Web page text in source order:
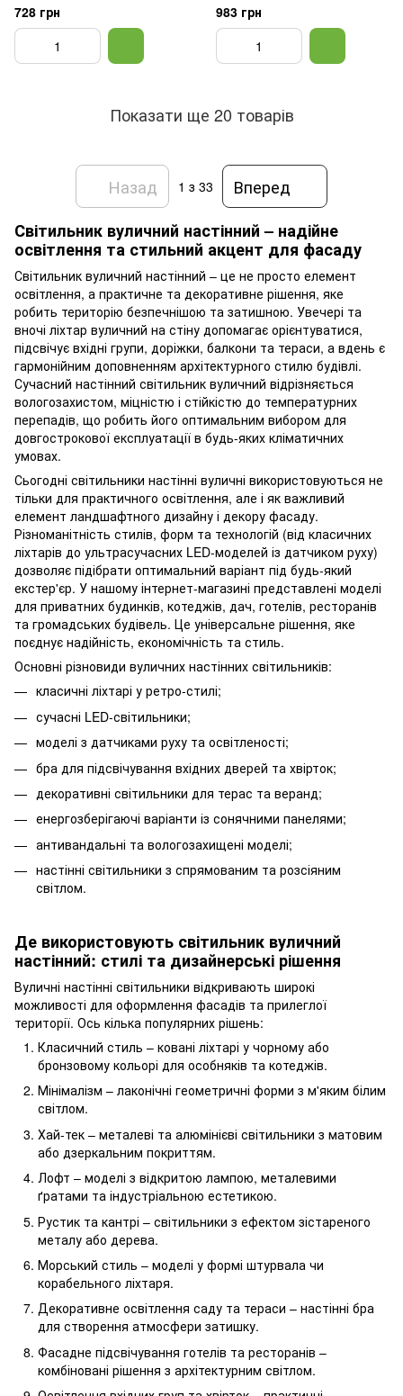
728 грн 983 грн
Показати ще 20 товарів
Назад 1 з 33
Вперед
Світильник вуличний настінний – надійне
освітлення та стильний акцент для фасаду
Світильник вуличний настінний – це не просто елемент
освітлення, а практичне та декоративне рішення, яке
робить територію безпечнішою та затишною. Увечері та
вночі ліхтар вуличний на стіну допомагає орієнтуватися,
підсвічує вхідні групи, доріжки, балкони та тераси, а вдень є
гармонійним доповненням архітектурного стилю будівлі.
Сучасний настінний світильник вуличний відрізняється
вологозахистом, міцністю і стійкістю до температурних
перепадів, що робить його оптимальним вибором для
довгострокової експлуатації в будь-яких кліматичних
умовах.
Сьогодні світильники настінні вуличні використовуються не
тільки для практичного освітлення, але і як важливий
елемент ландшафтного дизайну і декору фасаду.
Різноманітність стилів, форм та технологій (від класичних
ліхтарів до ультрасучасних LED-моделей із датчиком руху)
дозволяє підібрати оптимальний варіант під будь-який
екстер'єр. У нашому інтернет-магазині представлені моделі
для приватних будинків, котеджів, дач, готелів, ресторанів
та громадських будівель. Це універсальне рішення, яке
поєднує надійність, економічність та стиль.
Основні різновиди вуличних настінних світильників:
класичні ліхтарі у ретро-стилі;
сучасні LED-світильники;
моделі з датчиками руху та освітленості;
бра для підсвічування вхідних дверей та хвірток;
декоративні світильники для терас та веранд;
енергозберігаючі варіанти із сонячними панелями;
антивандальні та вологозахищені моделі;
настінні світильники з спрямованим та розсіяним
світлом.
Де використовують світильник вуличний
настінний: стилі та дизайнерські рішення
Вуличні настінні світильники відкривають широкі
можливості для оформлення фасадів та прилеглої
території. Ось кілька популярних рішень:
Класичний стиль – ковані ліхтарі у чорному або
бронзовому кольорі для особняків та котеджів.
Мінімалізм – лаконічні геометричні форми з м'яким білим
світлом.
Хай-тек – металеві та алюмінієві світильники з матовим
або дзеркальним покриттям.
Лофт – моделі з відкритою лампою, металевими
ґратами та індустріальною естетикою.
Рустик та кантрі – світильники з ефектом зістареного
металу або дерева.
Морський стиль – моделі у формі штурвала чи
корабельного ліхтаря.
Декоративне освітлення саду та тераси – настінні бра
для створення атмосфери затишку.
Фасадне підсвічування готелів та ресторанів –
комбіновані рішення з архітектурним світлом.